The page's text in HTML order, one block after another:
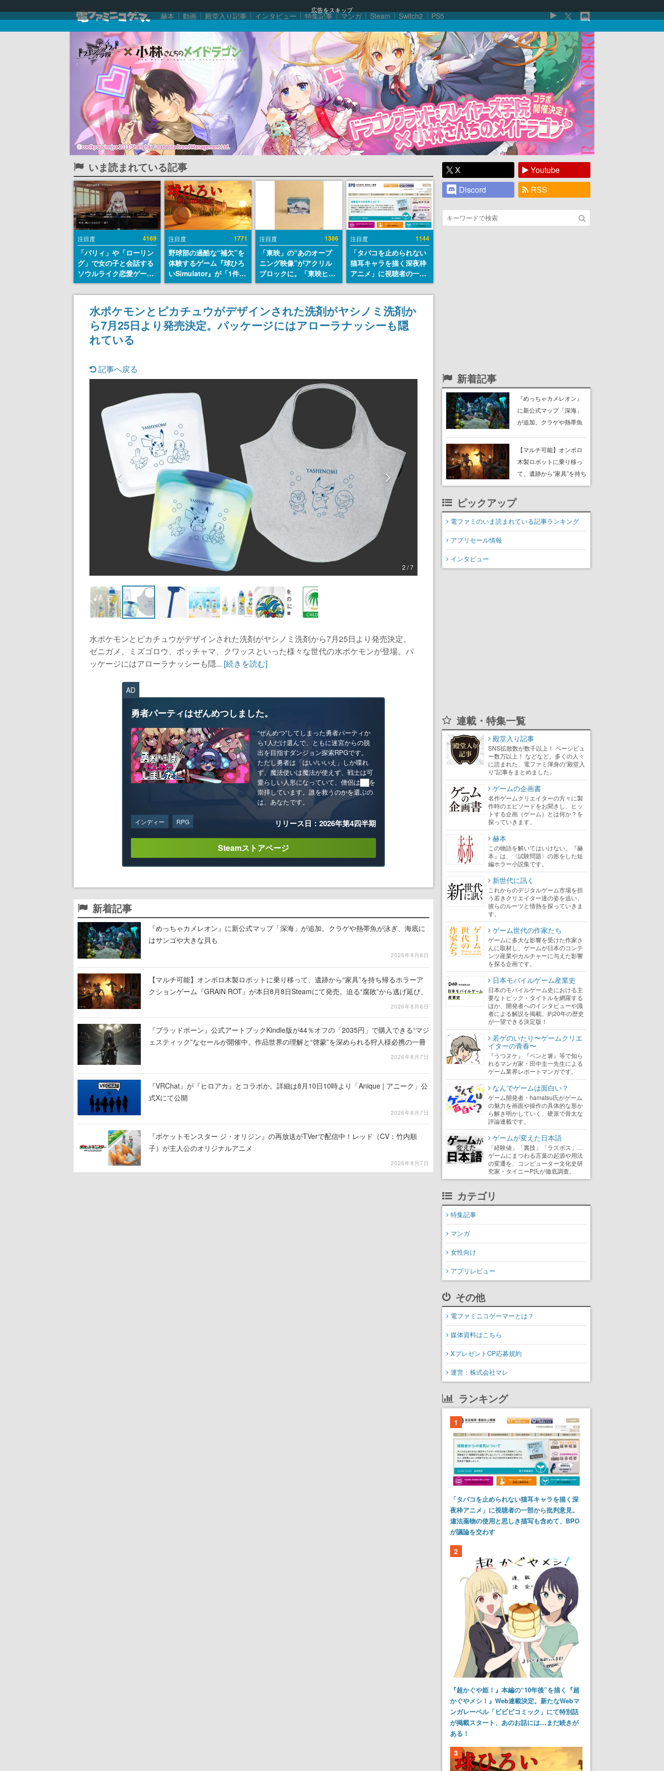
広告をスキップ
赫本 動画 殿堂入り記事 インタビュー 特集記事 マンガ Steam Switch2 PS5
いま読まれている記事
注目度 4169
「パリィ」や「ローリン
グ」で女の子と会話する
ソウルライク恋愛ゲーム
『小早川さんはソウルラ
イク』無料公開。返事に
失敗すると「YOU
DIED」
注目度 1771
野球部の過酷な“補欠”を
体験するゲーム『球ひろ
いSimulator』が「1件」
のウィッシュリストをも
とにチェコ語に対応し
SNSで話題に。『キング
ダム・カム』開発元やチ
ェコのプロ野球選手から
注目度 1386
「東映」の“あのオープ
ニング映像”がアクリル
ブロックに。「東映ヒス
トリカル グッズコレクシ
ョン」が8月下旬より発
注目度 1144
「タバコを止められない
猫耳キャラを描く深夜枠
アニメ」に視聴者の一部
から批判意見。違法薬物
の使用と思しき描写も含
めて、BPOが議論を交わ
す
水ポケモンとピカチュウがデザインされた洗剤がヤシノミ洗剤か
ら7月25日より発売決定。パッケージにはアローラナッシーも隠
れている
記事へ戻る
2 / 7
水ポケモンとピカチュウがデザインされた洗剤がヤシノミ洗剤から7月25日より発売決定。
ゼニガメ、ミズゴロウ、ポッチャマ、クワッスといった様々な世代の水ポケモンが登場。パ
ッケージにはアローラナッシーも隠... [続きを読む]
AD
勇者パーティはぜんめつしました。
“ぜんめつ”してしまった勇者パーティか
ら1人だけ選んで、ともに迷宮からの脱
出を目指すダンジョン探索RPGです。
ただし勇者は「はい/いいえ」しか喋れ
ず、魔法使いは魔法が使えず、戦士は可
愛らしい人形になっていて、僧侶は██を
崇拝しています。誰を救うのかを選ぶの
は、あなたです。
インディー RPG リリース日：2026年第4四半期
Steamストアページ
新着記事
『めっちゃカメレオン』に新公式マップ「深海」が追加。クラゲや熱帯魚が泳ぎ、海底に
はサンゴや大きな貝も
2026年8月8日
【マルチ可能】オンボロ木製ロボットに乗り移って、遺跡から“家具”を持ち帰るホラーア
クションゲーム『GRAIN ROT』が本日8月8日Steamにて発売。迫る“腐敗”から逃げ延び、
2026年8月8日
『ブラッドボーン』公式アートブックKindle版が44％オフの「2035円」で購入できる“マジ
ェスティック”なセールが開催中。作品世界の理解と“啓蒙”を深められる狩人様必携の一冊
2026年8月7日
『VRChat』が『ヒロアカ』とコラボか。詳細は8月10日10時より「Anique | アニーク」公
式Xにて公開
2026年8月7日
『ポケットモンスター ジ・オリジン』の再放送がTVerで配信中！レッド（CV：竹内順
子）が主人公のオリジナルアニメ
2026年8月7日
X
Youtube
Discord
RSS
新着記事
『めっちゃカメレオン』
に新公式マップ「深海」
が追加。クラゲや熱帯魚
や大きな貝も
【マルチ可能】オンボロ
木製ロボットに乗り移っ
て、遺跡から“家具”を持ち
帰るホラーアクションゲ
売。迫る“腐敗”から逃げ延
び、持ち帰った家具で基
ピックアップ
電ファミのいま読まれている記事ランキング
アプリセール情報
インタビュー
連載・特集一覧
殿堂入り記事
SNS拡散数が数千以上！ ページビュ
ー数万以上！ などなど。多くの人々
に読まれた、電ファミ渾身の“殿堂入
り”記事をまとめました。
ゲームの企画書
名作ゲームクリエイターの方々に製
作時のエピソードをお聞きし、ヒッ
トする企画（ゲーム）とは何か？を
探っていきます。
赫本
この物語を解いてはいけない。『赫
本』は、〈試験問題〉の形をした短
編ホラー小説集です。
新世代に訊く
これからのデジタルゲーム市場を担
う若きクリエイター達の姿を追い、
彼らのルーツと情熱を探っていきま
す。
ゲーム世代の作家たち
ゲームに多大な影響を受けた作家さ
んに取材し、ゲームが日本のコンテ
ンツ産業やカルチャーに与えた影響
を探る企画です。
日本モバイルゲーム産業史
日本のモバイルゲーム史における主
要なトピック・タイトルを網羅する
ほか、開発者へのインタビューや識
者による解説を掲載。約20年の歴史
が一望できる決定版！
若ゲのいたり〜ゲームクリエ
イターの青春〜
『うつヌケ』『ペンと箸』等で知ら
れるマンガ家・田中圭一先生による
ゲーム業界レポートマンガです。
なんでゲームは面白い？
ゲーム開発者・hamatsu氏がゲーム
の魅力を画面や操作の具体的な形か
ら解き明かしていく、硬派で骨太な
評論連載です。
ゲームが変えた日本語
「経験値」「裏技」「ラスボス」…
ゲームにまつわる言葉の起源や用法
の変遷を、コンピューター文化史研
究家・タイニーP氏が徹底調査。
カテゴリ
特集記事
マンガ
女性向け
アプリレビュー
その他
電ファミニコゲーマーとは？
媒体資料はこちら
XプレゼントCP応募規約
運営：株式会社マレ
ランキング
1
「タバコを止められない猫耳キャラを描く深
夜枠アニメ」に視聴者の一部から批判意見。
違法薬物の使用と思しき描写も含めて、BPO
が議論を交わす
2
『超かぐや姫！』本編の“10年後”を描く『超
かぐやメシ！』Web連載決定。新たなWebマ
ンガレーベル「ビビビコミック」にて特別話
が掲載スタート、あのお話には…まだ続きが
ある！
3